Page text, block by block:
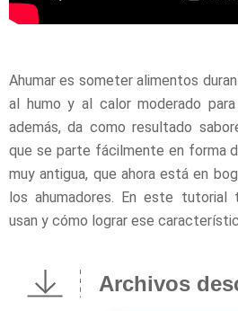
Ahumar es someter alimentos
al humo y al calor moderado
además, da como resultado
que se parte fácilmente en forma
muy antigua, que ahora está en
los ahumadores. En este
usan y cómo lograr ese
Archivos